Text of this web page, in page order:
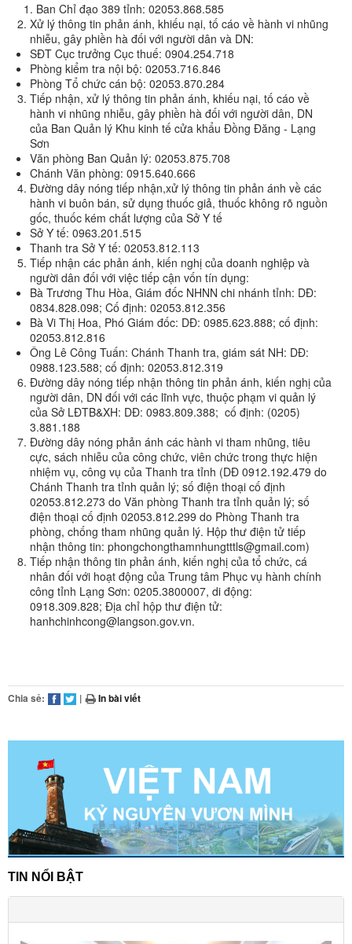
Ban Chỉ đạo 389 tỉnh: 02053.868.585
Xử lý thông tin phản ánh, khiếu nại, tố cáo về hành vi nhũng
nhiễu, gây phiền hà đối với người dân và DN:
SĐT Cục trưởng Cục thuế: 0904.254.718
Phòng kiểm tra nội bộ: 02053.716.846
Phòng Tổ chức cán bộ: 02053.870.284
Tiếp nhận, xử lý thông tin phản ánh, khiếu nại, tố cáo về
hành vi nhũng nhiễu, gây phiền hà đối với người dân, DN
của Ban Quản lý Khu kinh tế cửa khẩu Đồng Đăng - Lạng
Sơn
Văn phòng Ban Quản lý: 02053.875.708
Chánh Văn phòng: 0915.640.666
Đường dây nóng tiếp nhận,xử lý thông tin phản ánh về các
hành vi buôn bán, sử dụng thuốc giả, thuốc không rõ nguồn
gốc, thuốc kém chất lượng của Sở Y tế
Sở Y tế: 0963.201.515
Thanh tra Sở Y tế: 02053.812.113
Tiếp nhận các phản ánh, kiến nghị của doanh nghiệp và
người dân đối với việc tiếp cận vốn tín dụng:
Bà Trương Thu Hòa, Giám đốc NHNN chi nhánh tỉnh: DĐ:
0834.828.098; Cố định: 02053.812.356
Bà Vi Thị Hoa, Phó Giám đốc: DĐ: 0985.623.888; cố định:
02053.812.816
Ông Lê Công Tuấn: Chánh Thanh tra, giám sát NH: DĐ:
0988.123.588; cố định: 02053.812.319
Đường dây nóng tiếp nhận thông tin phản ánh, kiến nghị của
người dân, DN đối với các lĩnh vực, thuộc phạm vi quản lý
của Sở LĐTB&XH: DĐ: 0983.809.388; cố định: (0205)
3.881.188
Đường dây nóng phản ánh các hành vi tham nhũng, tiêu
cực, sách nhiễu của công chức, viên chức trong thực hiện
nhiệm vụ, công vụ của Thanh tra tỉnh (DĐ 0912.192.479 do
Chánh Thanh tra tỉnh quản lý; số điện thoại cố định
02053.812.273 do Văn phòng Thanh tra tỉnh quản lý; số
điện thoại cố định 02053.812.299 do Phòng Thanh tra
phòng, chống tham nhũng quản lý. Hộp thư điện tử tiếp
nhận thông tin: phongchongthamnhungtttls@gmail.com)
Tiếp nhận thông tin phản ánh, kiến nghị của tổ chức, cá
nhân đối với hoạt động của Trung tâm Phục vụ hành chính
công tỉnh Lạng Sơn: 0205.3800007, di động:
0918.309.828; Địa chỉ hộp thư điện tử:
hanhchinhcong@langson.gov.vn.
Chia sẻ: | In bài viết
TIN NỔI BẬT